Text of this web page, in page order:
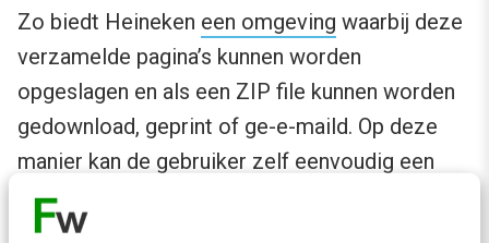
Zo biedt Heineken een omgeving waarbij deze
verzamelde pagina’s kunnen worden
opgeslagen en als een ZIP file kunnen worden
gedownload, geprint of ge-e-maild. Op deze
manier kan de gebruiker zelf eenvoudig een
document samenstellen.